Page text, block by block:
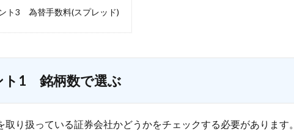
ト3 為替手数料(スプレッド)
ト1 銘柄数で選ぶ
取り扱っている証券会社かどうかをチェックする必要があります。